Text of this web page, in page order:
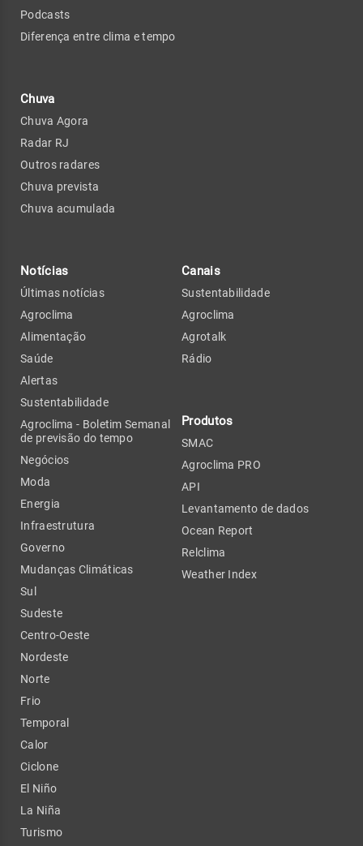
Podcasts
Diferença entre clima e tempo
Chuva
Chuva Agora
Radar RJ
Outros radares
Chuva prevista
Chuva acumulada
Notícias
Últimas notícias
Agroclima
Alimentação
Saúde
Alertas
Sustentabilidade
Agroclima - Boletim Semanal
de previsão do tempo
Negócios
Moda
Energia
Infraestrutura
Governo
Mudanças Climáticas
Sul
Sudeste
Centro-Oeste
Nordeste
Norte
Frio
Temporal
Calor
Ciclone
El Niño
La Niña
Turismo
Canais
Sustentabilidade
Agroclima
Agrotalk
Rádio
Produtos
SMAC
Agroclima PRO
API
Levantamento de dados
Ocean Report
Relclima
Weather Index